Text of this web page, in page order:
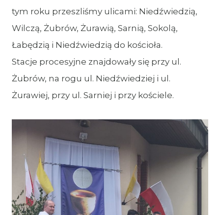
tym roku przeszliśmy ulicami: Niedźwiedzią,
Wilczą, Żubrów, Żurawią, Sarnią, Sokolą,
Łabędzią i Niedźwiedzią do kościoła.
Stacje procesyjne znajdowały się przy ul.
Żubrów, na rogu ul. Niedźwiedziej i ul.
Żurawiej, przy ul. Sarniej i przy kościele.